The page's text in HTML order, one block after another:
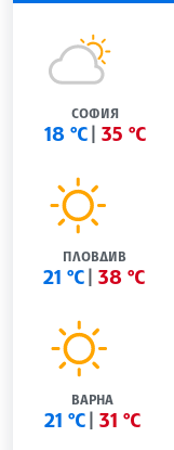
СОФИЯ
18 °C 35 °C
ПЛОВДИВ
21 °C 38 °C
ВАРНА
21 °C 31 °C